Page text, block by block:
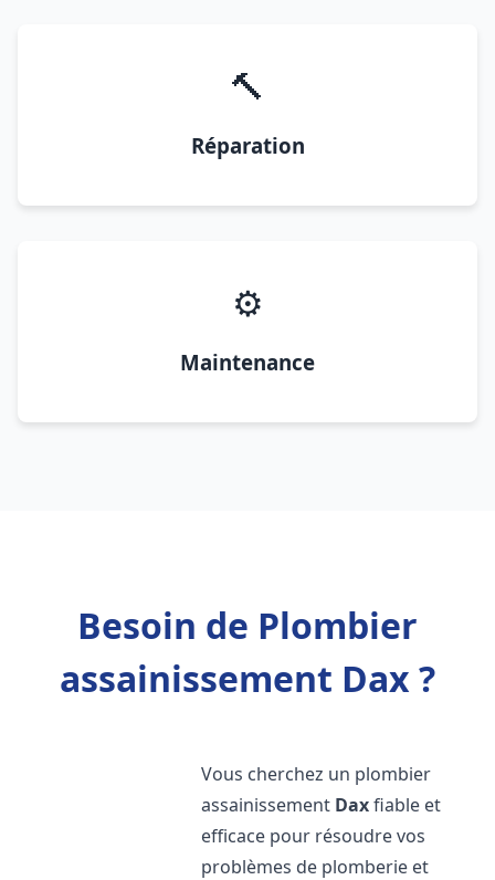
🔨
Réparation
⚙️
Maintenance
Besoin de Plombier
assainissement Dax ?
Vous cherchez un plombier
assainissement Daxfiable et
efficace pour résoudre vos
problèmes de plomberie et